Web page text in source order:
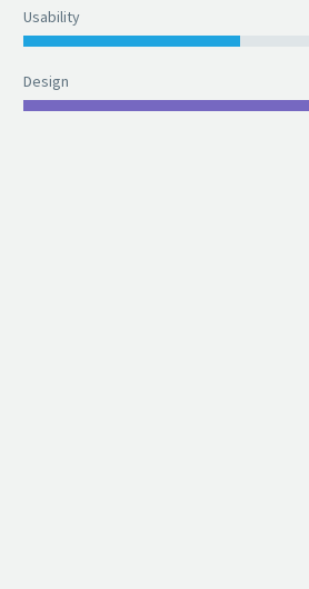
Usability
Design